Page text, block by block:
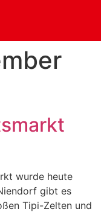
wurde heute
gibt es
Tipi-Zelten und